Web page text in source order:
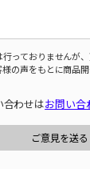
っておりませんが
の声をもとに商品
合わせはお問い合